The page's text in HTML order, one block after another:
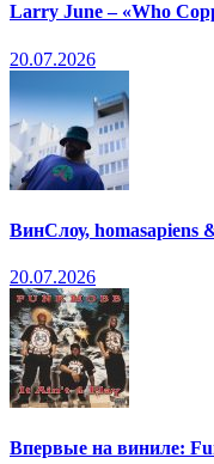
Larry June – «Who
20.07.2026
ВинСлоу,
20.07.2026
Впервые на виниле: